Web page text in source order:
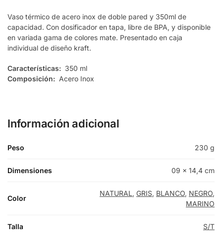
Vaso térmico de acero inox de doble pared y 350ml de
capacidad. Con dosificador en tapa, libre de BPA, y disponible
en variada gama de colores mate. Presentado en caja
individual de diseño kraft.
Características: 350 ml
Composición: Acero Inox
Información adicional
Peso 230 g
Dimensiones 09 × 14,4 cm
Color
NATURAL, GRIS, BLANCO, NEGRO,
MARINO
Talla S/T